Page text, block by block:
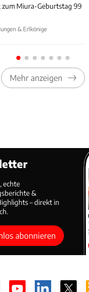
Miura-Geburtstag 99
& Erlkönige
Mehr anzeigen
echte
&
– direkt in
abonnieren